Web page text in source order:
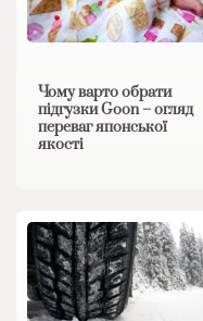
Чому варто обрати
підгузки Goon – огляд
переваг японської
якості